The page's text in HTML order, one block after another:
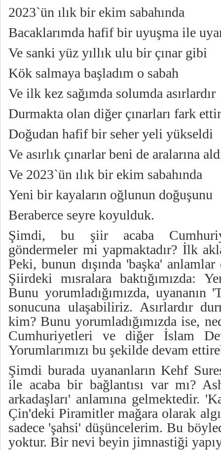
2023`ün ılık bir ekim sabahında
Bacaklarımda hafif bir uyuşma ile
Ve sanki yüz yıllık ulu bir çınar gibi
Kök salmaya başladım o sabah
Ve ilk kez sağımda solumda asırlardır
Durmakta olan diğer çınarları fark
Doğudan hafif bir seher yeli yükseldi
Ve asırlık çınarlar beni de aralarına
Ve 2023`ün ılık bir ekim sabahında
Yeni bir kayaların oğlunun doğuşunu
Beraberce seyre koyulduk.
Şimdi, bu şiir acaba
göndermeler mi yapmaktadır? İlk
Peki, bunun dışında 'başka'
Şiirdeki mısralara baktığımızda:
Bunu yorumladığımızda,
sonucuna ulaşabiliriz. Asırlardır
kim? Bunu yorumladığımızda ise,
Cumhuriyetleri ve diğer İslam
Yorumlarımızı bu şekilde devam
Şimdi burada uyananların Kehf
ile acaba bir bağlantısı var mı?
arkadaşları' anlamına gelmektedir.
Çin'deki Piramitler mağara olarak
sadece 'şahsi' düşüncelerim. Bu
yoktur. Bir nevi beyin jimnastiği